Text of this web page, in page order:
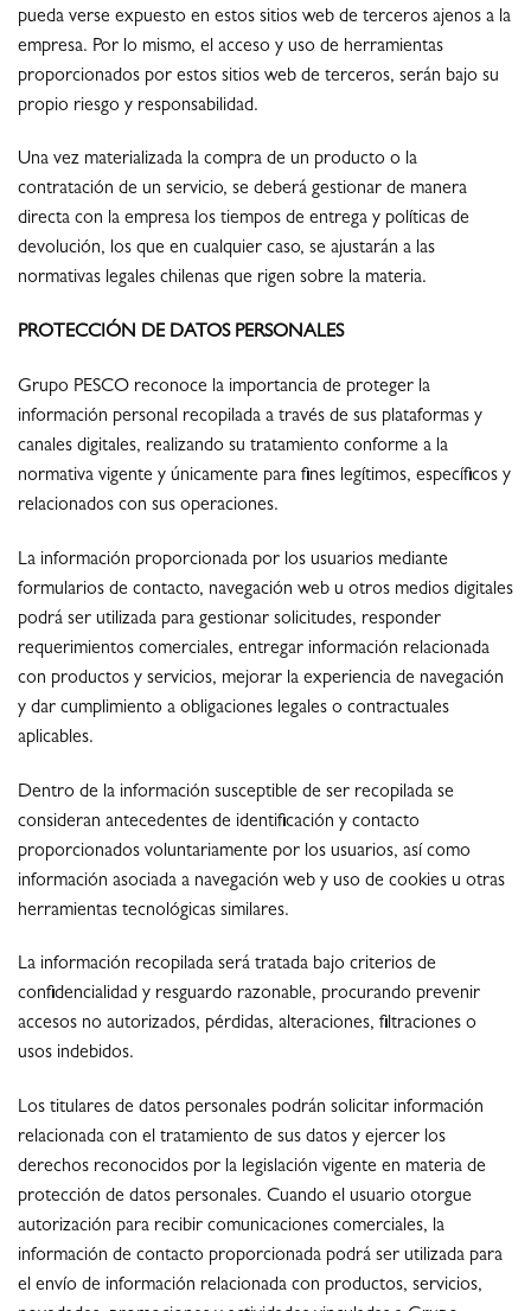
pueda verse expuesto en estos sitios web de terceros ajenos a la
empresa. Por lo mismo, el acceso y uso de herramientas
proporcionados por estos sitios web de terceros, serán bajo su
propio riesgo y responsabilidad.
Una vez materializada la compra de un producto o la
contratación de un servicio, se deberá gestionar de manera
directa con la empresa los tiempos de entrega y políticas de
devolución, los que en cualquier caso, se ajustarán a las
normativas legales chilenas que rigen sobre la materia.
PROTECCIÓN DE DATOS PERSONALES
Grupo PESCO reconoce la importancia de proteger la
información personal recopilada a través de sus plataformas y
canales digitales, realizando su tratamiento conforme a la
normativa vigente y únicamente para fines legítimos, específicos y
relacionados con sus operaciones.
La información proporcionada por los usuarios mediante
formularios de contacto, navegación web u otros medios digitales
podrá ser utilizada para gestionar solicitudes, responder
requerimientos comerciales, entregar información relacionada
con productos y servicios, mejorar la experiencia de navegación
y dar cumplimiento a obligaciones legales o contractuales
aplicables.
Dentro de la información susceptible de ser recopilada se
consideran antecedentes de identificación y contacto
proporcionados voluntariamente por los usuarios, así como
información asociada a navegación web y uso de cookies u otras
herramientas tecnológicas similares.
La información recopilada será tratada bajo criterios de
confidencialidad y resguardo razonable, procurando prevenir
accesos no autorizados, pérdidas, alteraciones, filtraciones o
usos indebidos.
Los titulares de datos personales podrán solicitar información
relacionada con el tratamiento de sus datos y ejercer los
derechos reconocidos por la legislación vigente en materia de
protección de datos personales. Cuando el usuario otorgue
autorización para recibir comunicaciones comerciales, la
información de contacto proporcionada podrá ser utilizada para
el envío de información relacionada con productos, servicios,